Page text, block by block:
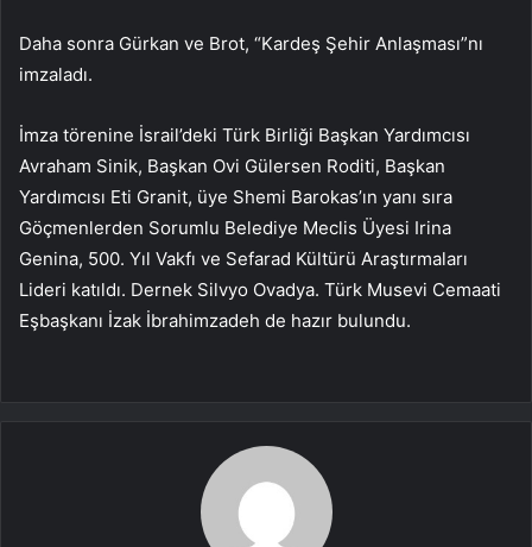
Daha sonra Gürkan ve Brot, “Kardeş Şehir Anlaşması”nı
imzaladı.
İmza törenine İsrail’deki Türk Birliği Başkan Yardımcısı
Avraham Sinik, Başkan Ovi Gülersen Roditi, Başkan
Yardımcısı Eti Granit, üye Shemi Barokas’ın yanı sıra
Göçmenlerden Sorumlu Belediye Meclis Üyesi Irina
Genina, 500. Yıl Vakfı ve Sefarad Kültürü Araştırmaları
Lideri katıldı. Dernek Silvyo Ovadya. Türk Musevi Cemaati
Eşbaşkanı İzak İbrahimzadeh de hazır bulundu.